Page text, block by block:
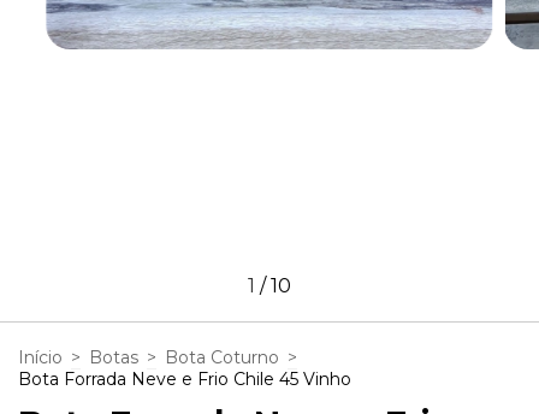
1 /10
Início > Botas > Bota Coturno >
Bota Forrada Neve e Frio Chile 45 Vinho